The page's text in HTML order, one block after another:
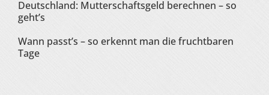
Deutschland: Mutterschaftsgeld berechnen – so
geht’s
Wann passt’s – so erkennt man die fruchtbaren
Tage